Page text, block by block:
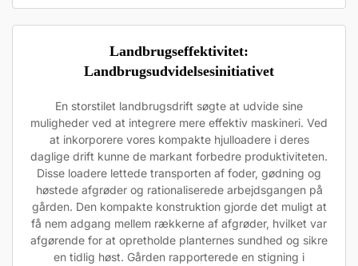
Landbrugseffektivitet:
Landbrugsudvidelsesinitiativet
En storstilet landbrugsdrift søgte at udvide sine
muligheder ved at integrere mere effektiv maskineri. Ved
at inkorporere vores kompakte hjulloadere i deres
daglige drift kunne de markant forbedre produktiviteten.
Disse loadere lettede transporten af foder, gødning og
høstede afgrøder og rationaliserede arbejdsgangen på
gården. Den kompakte konstruktion gjorde det muligt at
få nem adgang mellem rækkerne af afgrøder, hvilket var
afgørende for at opretholde planternes sundhed og sikre
en tidlig høst. Gården rapporterede en stigning i